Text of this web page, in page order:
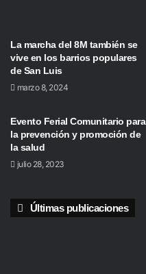
La marcha del 8M también se
vive en los barrios populares
de San Luis
marzo 8, 2024
Evento Ferial Comunitario para
la prevención y promoción de
la salud
julio 28, 2023
Últimas publicaciones